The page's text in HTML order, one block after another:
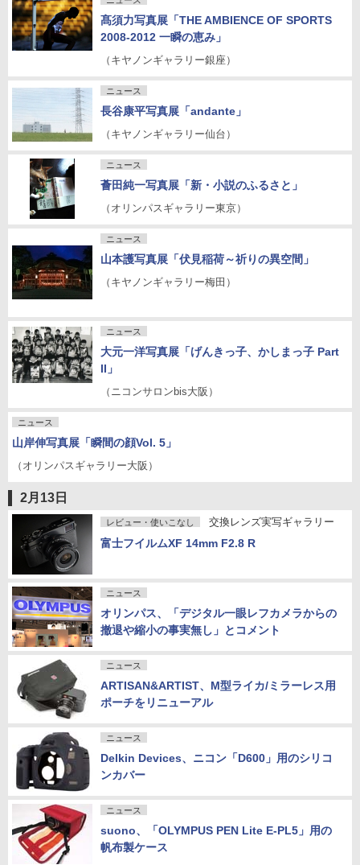
髙須力写真展「THE AMBIENCE OF SPORTS
2008-2012 一瞬の恵み」
（キヤノンギャラリー銀座）
ニュース
長谷康平写真展「andante」
（キヤノンギャラリー仙台）
ニュース
薈田純一写真展「新・小説のふるさと」
（オリンパスギャラリー東京）
ニュース
山本護写真展「伏見稲荷～祈りの異空間」
（キヤノンギャラリー梅田）
ニュース
大元一洋写真展「げんきっ子、かしまっ子 Part
II」
（ニコンサロンbis大阪）
ニュース
山岸伸写真展「瞬間の顔Vol. 5」
（オリンパスギャラリー大阪）
2月13日
レビュー・使いこなし 交換レンズ実写ギャラリー
富士フイルムXF 14mm F2.8 R
ニュース
オリンパス、「デジタル一眼レフカメラからの
撤退や縮小の事実無し」とコメント
ニュース
ARTISAN&ARTIST、M型ライカ/ミラーレス用
ポーチをリニューアル
ニュース
Delkin Devices、ニコン「D600」用のシリコ
ンカバー
ニュース
suono、「OLYMPUS PEN Lite E-PL5」用の
帆布製ケース